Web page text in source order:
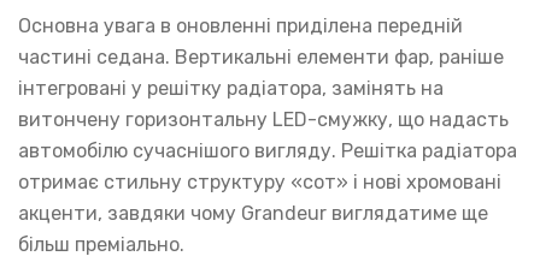
Основна увага в оновленні приділена передній
частині седана. Вертикальні елементи фар, раніше
інтегровані у решітку радіатора, замінять на
витончену горизонтальну LED-смужку, що надасть
автомобілю сучаснішого вигляду. Решітка радіатора
отримає стильну структуру «сот» і нові хромовані
акценти, завдяки чому Grandeur виглядатиме ще
більш преміально.